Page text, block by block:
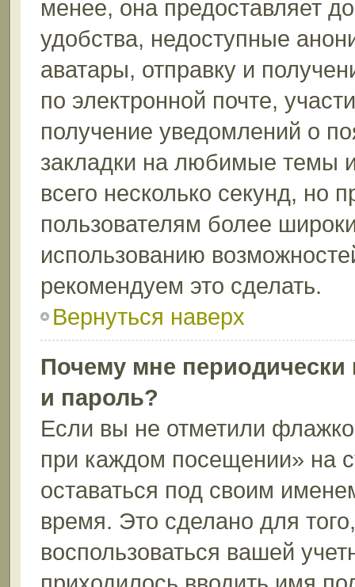
менее, она предоставляет
удобства, недоступные
аватары, отправку и
по электронной почте,
получение уведомлений о
закладки на любимые темы
всего несколько секунд, но
пользователям более
использованию
рекомендуем это сделать.
Вернуться наверх
Почему мне
и пароль?
Если вы не отметили
при каждом посещении» на
оставаться под своим
время. Это сделано для
воспользоваться вашей